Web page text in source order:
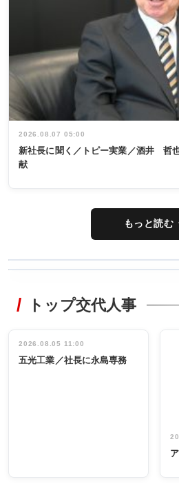
2026.08.07 05:00
新社長に聞く／トピー実業／酒井 哲
献
もっと読む
非鉄業界で
インタビュ
ー／社内ア
タックトレー
祝う 業界関
係者ら220人
出席
トップ交代人事
2026.08.05 11:00
五光工業／社長に永島専務